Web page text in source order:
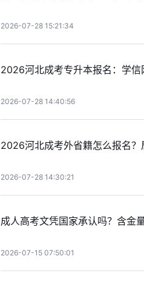
2026-07-28 15:21:34
2026河北成考专升本报名：学
2026-07-28 14:40:56
2026河北成考外省籍怎么报名
2026-07-28 14:30:21
成人高考文凭国家承认吗？含金
2026-07-15 07:50:01